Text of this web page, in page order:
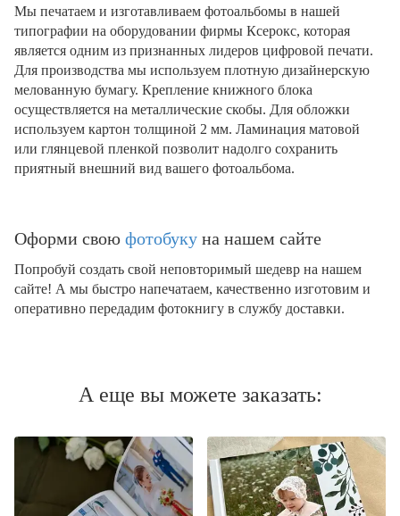
Мы печатаем и изготавливаем фотоальбомы в нашей
типографии на оборудовании фирмы Ксерокс, которая
является одним из признанных лидеров цифровой печати.
Для производства мы используем плотную дизайнерскую
мелованную бумагу. Крепление книжного блока
осуществляется на металлические скобы. Для обложки
используем картон толщиной 2 мм. Ламинация матовой
или глянцевой пленкой позволит надолго сохранить
приятный внешний вид вашего фотоальбома.
Оформи свою фотобуку на нашем сайте
Попробуй создать свой неповторимый шедевр на нашем
сайте! А мы быстро напечатаем, качественно изготовим и
оперативно передадим фотокнигу в службу доставки.
А еще вы можете заказать: